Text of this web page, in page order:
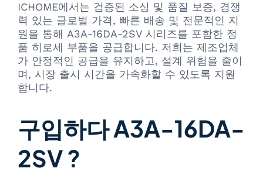
ICHOME에서는 검증된 소싱 및 품질 보증, 경쟁
력 있는 글로벌 가격, 빠른 배송 및 전문적인 지
원을 통해 A3A-16DA-2SV 시리즈를 포함한 정
품 히로세 부품을 공급합니다. 저희는 제조업체
가 안정적인 공급을 유지하고, 설계 위험을 줄이
며, 시장 출시 시간을 가속화할 수 있도록 지원
합니다.
구입하다 A3A-16DA-
2SV ?